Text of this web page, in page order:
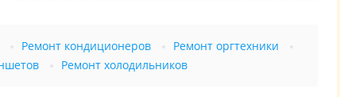
Ремонт кондиционеров
Ремонт оргтехники
Ремонт холодильников